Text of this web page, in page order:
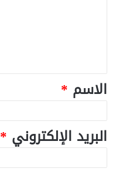
الاسم *
البريد الإلكتروني *